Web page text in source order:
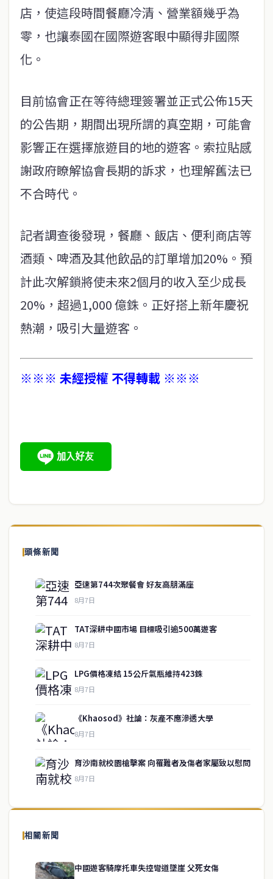
店，使這段時間餐廳冷清、營業額幾乎為
零，也讓泰國在國際遊客眼中顯得非國際
化。
目前協會正在等待總理簽署並正式公佈15天
的公告期，期間出現所謂的真空期，可能會
影響正在選擇旅遊目的地的遊客。索拉貼感
謝政府瞭解協會長期的訴求，也理解舊法已
不合時代。
記者調查後發現，餐廳、飯店、便利商店等
酒類、啤酒及其他飲品的訂單增加20%。預
計此次解鎖將使未來2個月的收入至少成長
20%，超過1,000 億銖。正好搭上新年慶祝
熱潮，吸引大量遊客。
※※※ 未經授權 不得轉載 ※※※
頭條新聞
亞速第744次聚餐會 好友高朋滿座
8月7日
TAT深耕中國市場 目標吸引逾500萬遊客
8月7日
LPG價格凍結 15公斤氣瓶維持423銖
8月7日
《Khaosod》社論：灰產不應滲透大學
8月7日
育沙南就校園槍擊案 向罹難者及傷者家屬致以慰問
8月7日
相關新聞
中國遊客騎摩托車失控彎道墜崖 父死女傷
關於我們
泰國中文新聞（TCN）是一家總部設於曼谷的中文新聞媒體，致力於
供即時、客觀、多元的中文新聞內容。
service@thaichinesenews.com